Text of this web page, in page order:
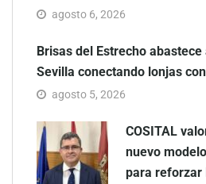
agosto 6, 2026
Brisas del Estrecho
Sevilla conectando lonjas
agosto 5, 2026
COSITAL
nuevo
para reforzar